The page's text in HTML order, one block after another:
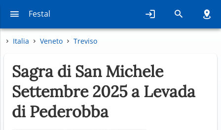
Festal
Italia Veneto Treviso
Sagra di San Michele
Settembre 2025 a Levada
di Pederobba